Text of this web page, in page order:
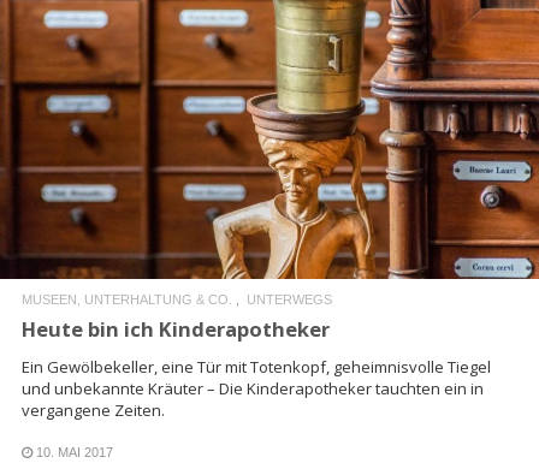
READ MORE
MUSEEN, UNTERHALTUNG & CO. UNTERWEGS
Heute bin ich Kinderapotheker
Ein Gewölbekeller, eine Tür mit Totenkopf, geheimnisvolle Tiegel
und unbekannte Kräuter – Die Kinderapotheker tauchten ein in
vergangene Zeiten.
10. MAI 2017